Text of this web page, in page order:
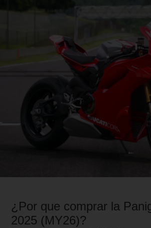
¿Por que comprar la
2025 (MY26)?